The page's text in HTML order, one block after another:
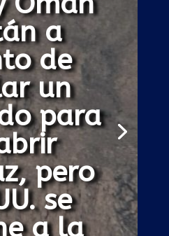
alerta
de
del